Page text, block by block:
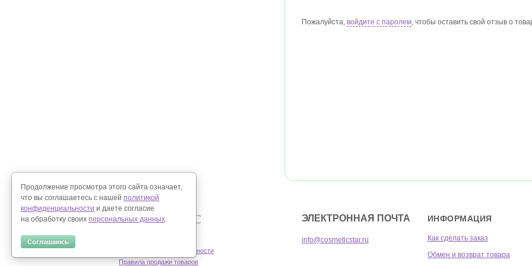
Пожалуйста, войдите с паролем, чтобы оставить свой отзыв о
Политика конфиденциальности
Правила продажи товаров
ЭЛЕКТРОННАЯ ПОЧТА
info@cosmeticstar.ru
ИНФОРМАЦИЯ
Как сделать заказ
Обмен и возврат товара
Продолжение просмотра этого сайта означает,
что вы соглашаетесь с нашей политикой
конфиденциальности и даете согласие
на обработку своих персональных данных.
Соглашаюсь